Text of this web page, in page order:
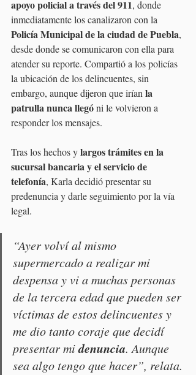
apoyo policial a través del 911, donde
inmediatamente los canalizaron con la
Policía Municipal de la ciudad de Puebla,
desde donde se comunicaron con ella para
atender su reporte. Compartió a los policías
la ubicación de los delincuentes, sin
embargo, aunque dijeron que irían la
patrulla nunca llegó ni le volvieron a
responder los mensajes.
Tras los hechos y largos trámites en la
sucursal bancaria y el servicio de
telefonía, Karla decidió presentar su
predenuncia y darle seguimiento por la vía
legal.
“Ayer volví al mismo
supermercado a realizar mi
despensa y vi a muchas personas
de la tercera edad que pueden ser
víctimas de estos delincuentes y
me dio tanto coraje que decidí
presentar mi denuncia. Aunque
sea algo tengo que hacer”, relata.